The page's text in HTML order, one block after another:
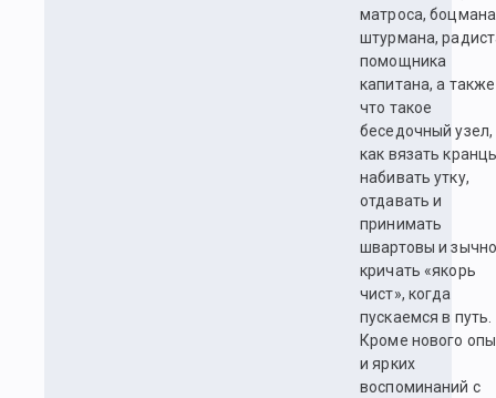
матроса,
штурмана,
помощника
капитана, а также
что такое
беседочный узел,
как вязать
набивать утку,
отдавать и
принимать
швартовы и
кричать «якорь
чист», когда
пускаемся в путь.
Кроме нового
и ярких
воспоминаний с